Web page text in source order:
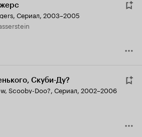
, Сериал, 2003–2005
Скуби-Ду?
Scooby-Doo?, Сериал, 2002–2006